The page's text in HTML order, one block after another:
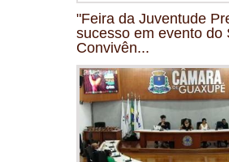
"Feira da Juventude
sucesso em evento do
Convivên...